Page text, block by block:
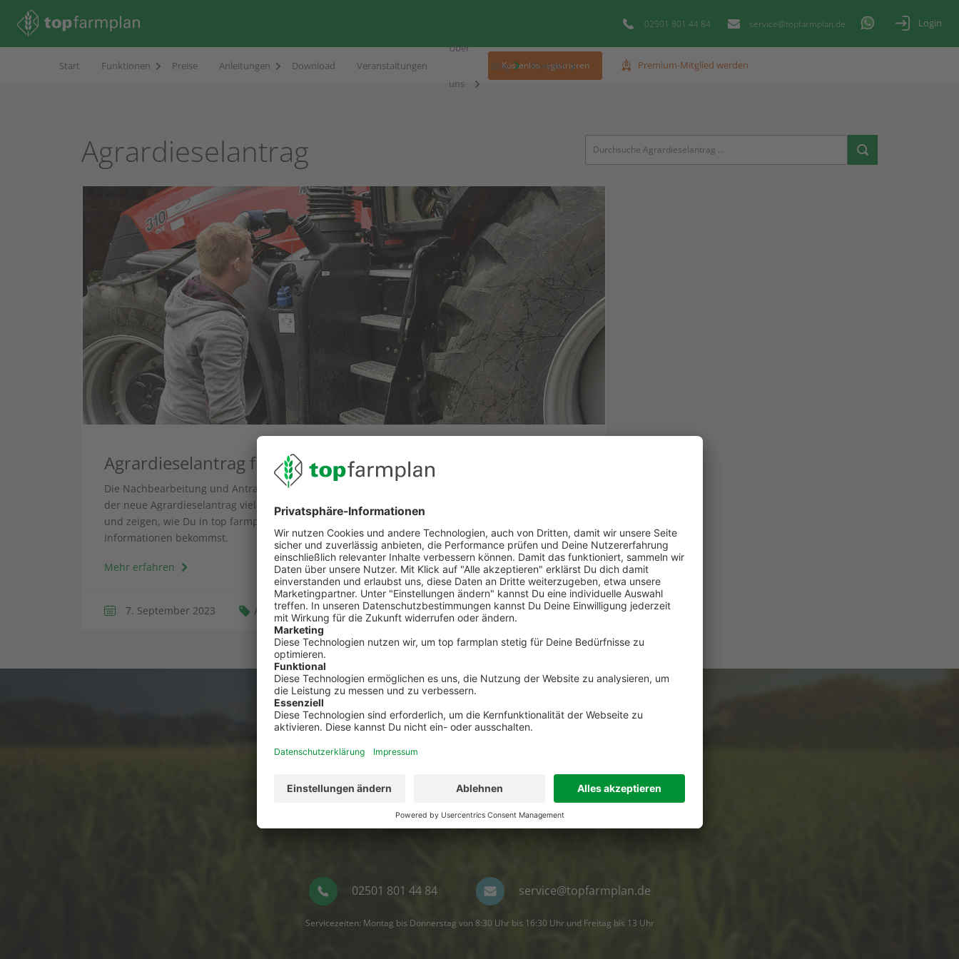
02501 801 44 84 service@topfarmplan.de Login
Start Funktionen Preise Anleitungen Download Veranstaltungen
Über
uns
Blog Kontakt
Kostenlos registrieren Premium-Mitglied werden
Agrardieselantrag
Agrardieselantrag für das vergangene Wirtschaftsjahr
Die Nachbearbeitung und Antragstellungen für das vorherige Jahr liegen vor Dir. Gleichzeitig wirft
der neue Agrardieselantrag viele Fragen auf. Kein Problem! Wir erklären die die Vorgehensweise
und zeigen, wie Du in top farmplan alles so vorbereitest, dass Du mit wenigen Klicks alle wichtigen
Informationen bekommst.
Mehr erfahren
7. September 2023 Agrardieselantrag Agrardieselvergütung
Kontakt zum Kundenservice
Du hast Fragen zu top farmplan oder benötigst Unterstützung?
Dann ruf uns an. Wir helfen Dir gerne weiter!
02501 801 44 84 service@topfarmplan.de
Servicezeiten: Montag bis Donnerstag von 8:30 Uhr bis 16:30 Uhr und Freitag bis 13 Uhr